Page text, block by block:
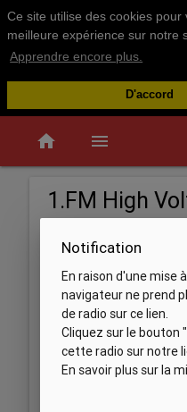
Ce site utilise des cookies pour
meilleure expérience sur notre
Apprendre encore plus.
D'accord
home menu
1.FM High
Notification
En raison d'une mise
navigateur ne prend
de radio sur ce lien.
Cliquez sur le bouton
cette radio sur notre
En savoir plus sur la